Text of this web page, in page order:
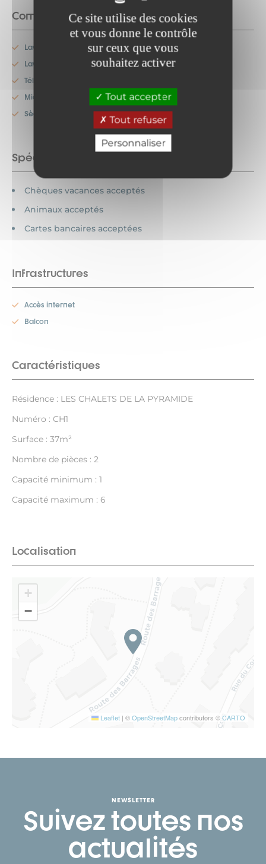
Ce site utilise des cookies
et vous donne le contrôle
sur ceux que vous
souhaitez activer
Tout accepter
Tout refuser
Personnaliser
Commodités
Lave-linge
Lave-vaisselle
Télévision
Micro-onde
Sèche-linge
Spécificités
Chèques vacances acceptés
Animaux acceptés
Cartes bancaires acceptées
Infrastructures
Accès internet
Balcon
Caractéristiques
Résidence : LES CHALETS DE LA PYRAMIDE
Numéro : CH1
Surface : 37m²
Nombre de pièces : 2
Capacité minimum : 1
Capacité maximum : 6
Localisation
+
−
Leaflet | ©OpenStreetMapcontributors ©CARTO
NEWSLETTER
Suivez toutes nos
actualités